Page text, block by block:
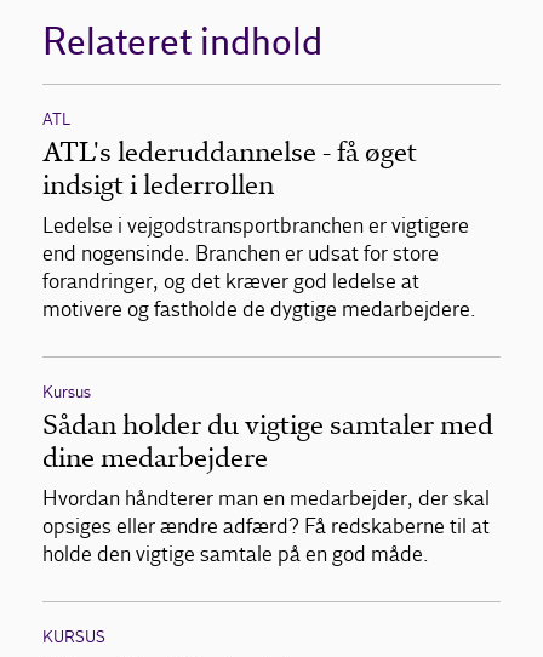
Relateret indhold
ATL
ATL's lederuddannelse - få øget
indsigt i lederrollen
Ledelse i vejgodstransportbranchen er vigtigere
end nogensinde. Branchen er udsat for store
forandringer, og det kræver god ledelse at
motivere og fastholde de dygtige medarbejdere.
Kursus
Sådan holder du vigtige samtaler med
dine medarbejdere
Hvordan håndterer man en medarbejder, der skal
opsiges eller ændre adfærd? Få redskaberne til at
holde den vigtige samtale på en god måde.
KURSUS